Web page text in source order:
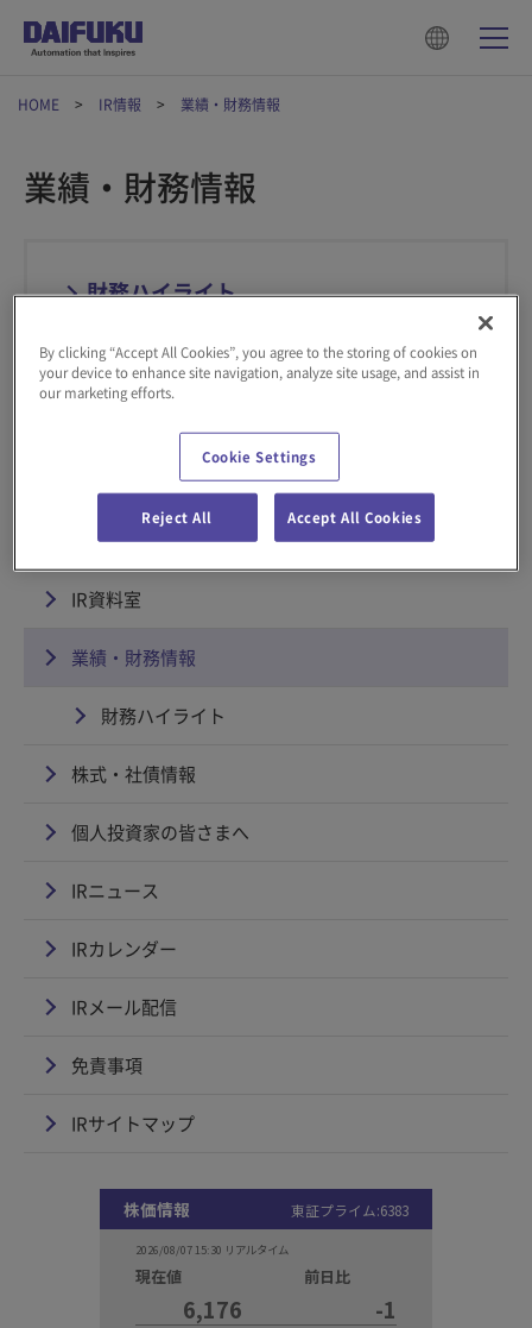
HOME IR情報 業績・財務情報
業績・財務情報
財務ハイライト
経営方針
IR資料室
業績・財務情報
財務ハイライト
株式・社債情報
個人投資家の皆さまへ
IRニュース
IRカレンダー
IRメール配信
免責事項
IRサイトマップ
By clicking “Accept All Cookies”, you agree to the storing of cookies on
your device to enhance site navigation, analyze site usage, and assist in
our marketing efforts.
Cookie Settings
Reject All Accept All Cookies